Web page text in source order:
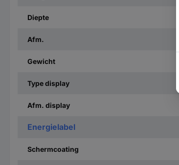
Diepte
Afm.
Gewicht
Type display
Afm. display
Energielabel
Schermcoating